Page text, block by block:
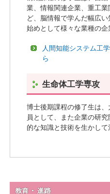
業、情報関連企業、重工
ど、脳情報で学んだ幅広
始めとして様々な業種の企
人間知能システム工
ら
生命体工学専攻
博士後期課程の修了生は
員として、また企業の研
的な知識と技術を生かして